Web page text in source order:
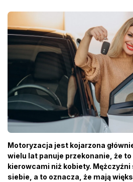
Motoryzacja jest kojarzona
wielu lat panuje przekonanie, że
kierowcami niż kobiety. Mężczyźni
siebie, a to oznacza, że mają